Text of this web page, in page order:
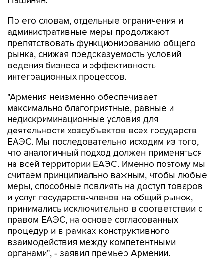
По его словам, отдельные ограничения и
административные меры продолжают
препятствовать функционированию общего
рынка, снижая предсказуемость условий
ведения бизнеса и эффективность
интеграционных процессов.
"Армения неизменно обеспечивает
максимально благоприятные, равные и
недискриминационные условия для
деятельности хозсубъектов всех государств
ЕАЭС. Мы последовательно исходим из того,
что аналогичный подход должен применяться
на всей территории ЕАЭС. Именно поэтому мы
считаем принципиально важным, чтобы любые
меры, способные повлиять на доступ товаров
и услуг государств-членов на общий рынок,
принимались исключительно в соответствии с
правом ЕАЭС, на основе согласованных
процедур и в рамках конструктивного
взаимодействия между компетентными
органами", - заявил премьер Армении.